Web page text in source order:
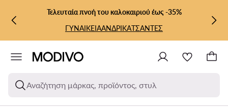
ΜΕΤΆΒΑΣΗ ΣΤΟ ΚΎΡΙΟ ΠΕΡΙΕΧΌΜΕΝΟ
ΜΕΤΆΒΑΣΗ ΣΤΗΝ ΑΝΑΖΉΤΗΣΗ
Τελευταία πνοή του καλοκαιριού έως -35%
ΓΥΝΑΙΚΕΙΑΑΝΔΡΙΚΑΤΣΑΝΤΕΣ
Αναζήτηση μάρκας, προϊόντος, στυλ